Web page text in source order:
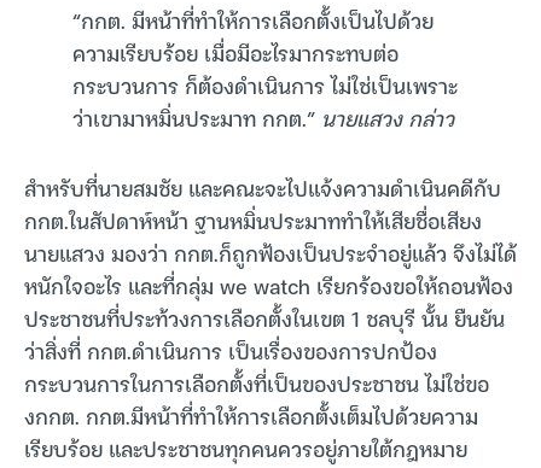
“กกต. มีหน้าที่ทำให้การเลือกตั้งเป็นไปด้วย
ความเรียบร้อย เมื่อมีอะไรมากระทบต่อ
กระบวนการ ก็ต้องดำเนินการ ไม่ใช่เป็นเพราะ
ว่าเขามาหมิ่นประมาท กกต.” นายแสวง กล่าว
สำหรับที่นายสมชัย และคณะจะไปแจ้งความดำเนินคดีกับ
กกต.ในสัปดาห์หน้า ฐานหมิ่นประมาททำให้เสียชื่อเสียง
นายแสวง มองว่า กกต.ก็ถูกฟ้องเป็นประจำอยู่แล้ว จึงไม่ได้
หนักใจอะไร และที่กลุ่ม we watch เรียกร้องขอให้ถอนฟ้อง
ประชาชนที่ประท้วงการเลือกตั้งในเขต 1 ชลบุรี นั้น ยืนยัน
ว่าสิ่งที่ กกต.ดำเนินการ เป็นเรื่องของการปกป้อง
กระบวนการในการเลือกตั้งที่เป็นของประชาชน ไม่ใช่ขอ
งกกต. กกต.มีหน้าที่ทำให้การเลือกตั้งเต็มไปด้วยความ
เรียบร้อย และประชาชนทุกคนควรอยู่ภายใต้กฎหมาย